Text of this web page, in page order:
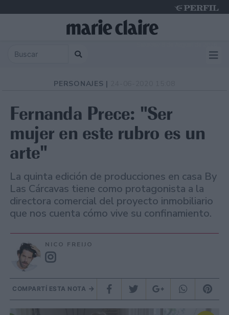
PERSONAJES |
Fernanda Prece: "Ser
mujer en este rubro es un
arte"
La quinta edición de producciones en casa By
Las Cárcavas tiene como protagonista a la
directora comercial del proyecto inmobiliario
que nos cuenta cómo vive su confinamiento.
NICO FREIJO
COMPARTÍ ESTA NOTA